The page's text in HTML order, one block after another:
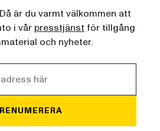
är du varmt välkommen att
i vår presstjänst för tillgång
och nyheter.